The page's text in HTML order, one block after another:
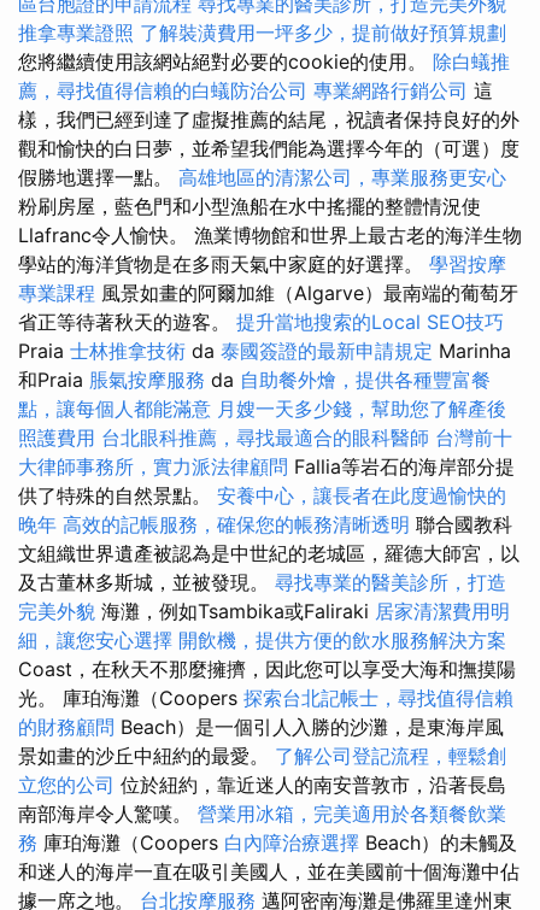
推拿專業證照 了解裝潢費用一坪多少，提前做好預算規劃
您將繼續使用該網站絕對必要的cookie的使用。 除白蟻推
薦，尋找值得信賴的白蟻防治公司 專業網路行銷公司 這
樣，我們已經到達了虛擬推薦的結尾，祝讀者保持良好的外
觀和愉快的白日夢，並希望我們能為選擇今年的（可選）度
假勝地選擇一點。 高雄地區的清潔公司，專業服務更安心
粉刷房屋，藍色門和小型漁船在水中搖擺的整體情況使
Llafranc令人愉快。 漁業博物館和世界上最古老的海洋生物
學站的海洋貨物是在多雨天氣中家庭的好選擇。 學習按摩
專業課程 風景如畫的阿爾加維（Algarve）最南端的葡萄牙
省正等待著秋天的遊客。 提升當地搜索的Local SEO技巧
Praia 士林推拿技術 da 泰國簽證的最新申請規定 Marinha
和Praia 脹氣按摩服務 da 自助餐外燴，提供各種豐富餐
點，讓每個人都能滿意 月嫂一天多少錢，幫助您了解產後
照護費用 台北眼科推薦，尋找最適合的眼科醫師 台灣前十
大律師事務所，實力派法律顧問 Fallia等岩石的海岸部分提
供了特殊的自然景點。 安養中心，讓長者在此度過愉快的
晚年 高效的記帳服務，確保您的帳務清晰透明 聯合國教科
文組織世界遺產被認為是中世紀的老城區，羅德大師宮，以
及古董林多斯城，並被發現。 尋找專業的醫美診所，打造
完美外貌 海灘，例如Tsambika或Faliraki 居家清潔費用明
細，讓您安心選擇 開飲機，提供方便的飲水服務解決方案
Coast，在秋天不那麼擁擠，因此您可以享受大海和撫摸陽
光。 庫珀海灘（Coopers 探索台北記帳士，尋找值得信賴
的財務顧問 Beach）是一個引人入勝的沙灘，是東海岸風
景如畫的沙丘中紐約的最愛。 了解公司登記流程，輕鬆創
立您的公司 位於紐約，靠近迷人的南安普敦市，沿著長島
南部海岸令人驚嘆。 營業用冰箱，完美適用於各類餐飲業
務 庫珀海灘（Coopers 白內障治療選擇 Beach）的未觸及
和迷人的海岸一直在吸引美國人，並在美國前十個海灘中佔
據一席之地。 台北按摩服務 邁阿密南海灘是佛羅里達州東